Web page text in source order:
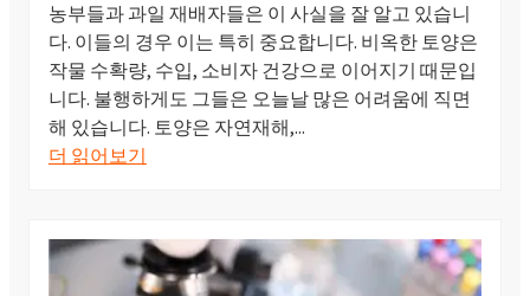
농부들과 과일 재배자들은 이 사실을 잘 알고 있습니
다. 이들의 경우 이는 특히 중요합니다. 비옥한 토양은
작물 수확량, 수입, 소비자 건강으로 이어지기 때문입
니다. 불행하게도 그들은 오늘날 많은 어려움에 직면
해 있습니다. 토양은 자연재해,...
더 읽어보기